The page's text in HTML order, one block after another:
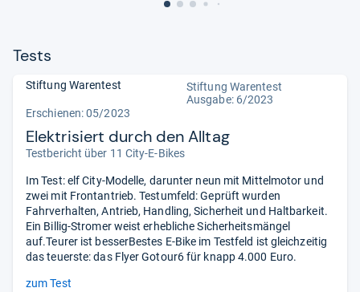
Tests
Stiftung Warentest
Stiftung Warentest
Ausgabe: 6/2023
Erschienen: 05/2023
Elektrisiert durch den Alltag
Testbericht über 11 City-E-Bikes
Im Test: elf City-Modelle, darunter neun mit Mittelmotor und
zwei mit Frontantrieb. Testumfeld: Geprüft wurden
Fahrverhalten, Antrieb, Handling, Sicherheit und Haltbarkeit.
Ein Billig-Stromer weist erhebliche Sicherheitsmängel
auf.Teurer ist besserBestes E-Bike im Testfeld ist gleichzeitig
das teuerste: das Flyer Gotour6 für knapp 4.000 Euro.
zum Test